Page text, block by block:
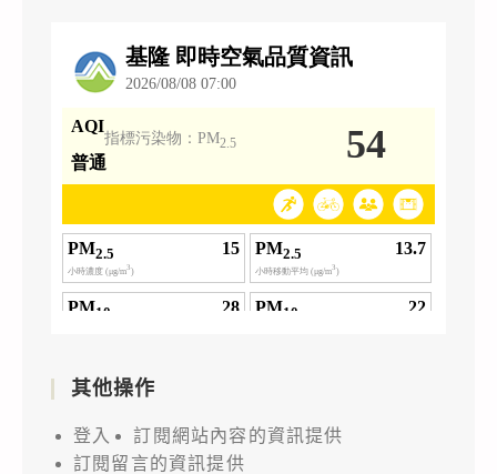
其他操作
登入
訂閱網站內容的資訊提供
訂閱留言的資訊提供